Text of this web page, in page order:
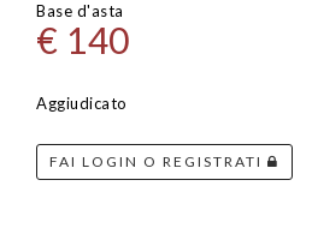
Base d'asta
€ 140
Aggiudicato
FAI LOGIN O REGISTRATI